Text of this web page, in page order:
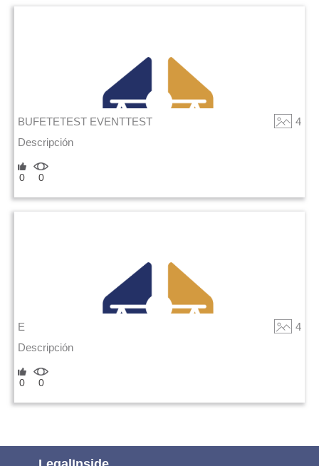
BUFETETEST EVENTTEST
4
Descripción
0 0
E
4
Descripción
0 0